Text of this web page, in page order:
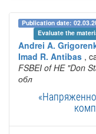
Publication date:
Evaluate the
Andrei A.
Imad R. Antibas ,
FSBEI of HE "Don
обл